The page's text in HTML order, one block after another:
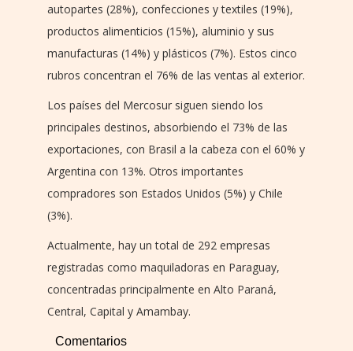
autopartes (28%), confecciones y textiles (19%),
productos alimenticios (15%), aluminio y sus
manufacturas (14%) y plásticos (7%). Estos cinco
rubros concentran el 76% de las ventas al exterior.
Los países del Mercosur siguen siendo los
principales destinos, absorbiendo el 73% de las
exportaciones, con Brasil a la cabeza con el 60% y
Argentina con 13%. Otros importantes
compradores son Estados Unidos (5%) y Chile
(3%).
Actualmente, hay un total de 292 empresas
registradas como maquiladoras en Paraguay,
concentradas principalmente en Alto Paraná,
Central, Capital y Amambay.
Comentarios